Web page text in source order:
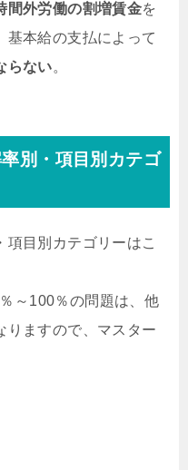
間外労働の割増賃金を
基本給の支払によって
らない。
別・項目別カテゴ
目別カテゴリーはこ
～100％の問題は、他
りますので、マスター